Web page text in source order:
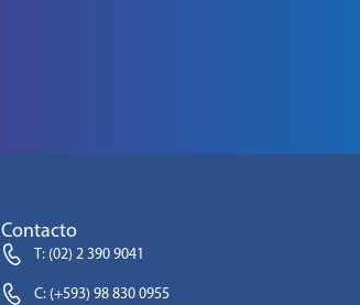
Contacto
T: (02) 2 390 9041
C: (+593) 98 830 0955